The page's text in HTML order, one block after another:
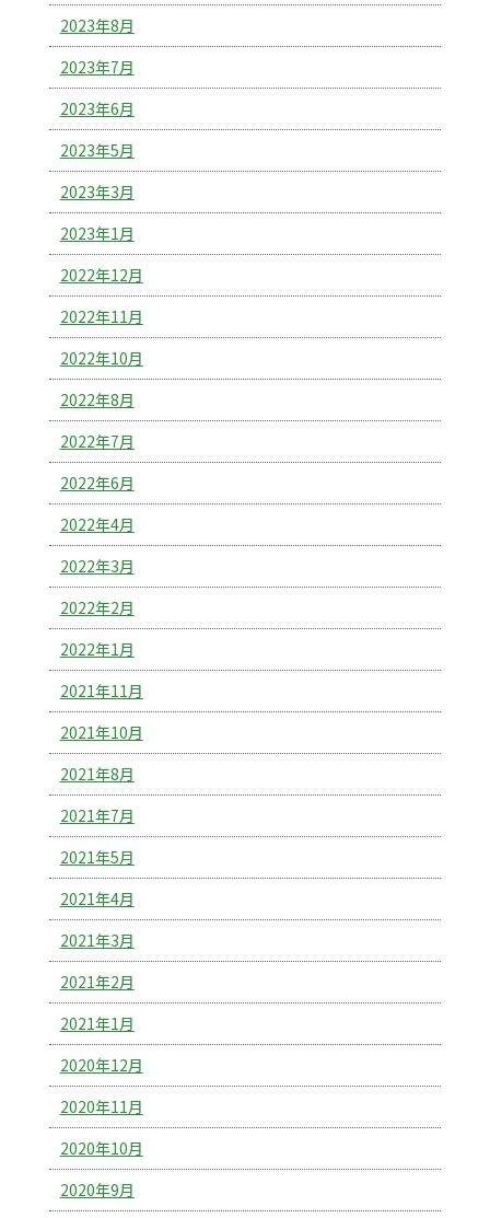
2023年8月
2023年7月
2023年6月
2023年5月
2023年3月
2023年1月
2022年12月
2022年11月
2022年10月
2022年8月
2022年7月
2022年6月
2022年4月
2022年3月
2022年2月
2022年1月
2021年11月
2021年10月
2021年8月
2021年7月
2021年5月
2021年4月
2021年3月
2021年2月
2021年1月
2020年12月
2020年11月
2020年10月
2020年9月